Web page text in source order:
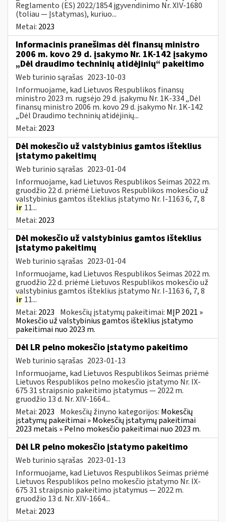
Reglamento (ES) 2022/1854 įgyvendinimo Nr. XIV-1680
(toliau — Įstatymas), kuriuo...
Metai: 2023
Informacinis pranešimas dėl finansų ministro
2006 m. kovo 29 d. įsakymo Nr. 1K-142 įsakymo
„Dėl draudimo techninių atidėjinių“ pakeitimo
Web turinio sąrašas 2023-10-03
Informuojame, kad Lietuvos Respublikos finansų
ministro 2023 m. rugsėjo 29 d. įsakymu Nr. 1K-334 „Dėl
finansų ministro 2006 m. kovo 29 d. įsakymo Nr. 1K-142
„Dėl Draudimo techninių atidėjinių...
Metai: 2023
Dėl mokesčio už valstybinius gamtos išteklius
įstatymo pakeitimų
Web turinio sąrašas 2023-01-04
Informuojame, kad Lietuvos Respublikos Seimas 2022 m.
gruodžio 22 d. priėmė Lietuvos Respublikos mokesčio už
valstybinius gamtos išteklius įstatymo Nr. I-1163 6, 7, 8
ir 11...
Metai: 2023
Dėl mokesčio už valstybinius gamtos išteklius
įstatymo pakeitimų
Web turinio sąrašas 2023-01-04
Informuojame, kad Lietuvos Respublikos Seimas 2022 m.
gruodžio 22 d. priėmė Lietuvos Respublikos mokesčio už
valstybinius gamtos išteklius įstatymo Nr. I-1163 6, 7, 8
ir 11...
Metai: 2023 Mokesčių įstatymų pakeitimai: MĮP 2021 »
Mokesčio už valstybinius gamtos išteklius įstatymo
pakeitimai nuo 2023 m.
Dėl LR pelno mokesčio įstatymo pakeitimo
Web turinio sąrašas 2023-01-13
Informuojame, kad Lietuvos Respublikos Seimas priėmė
Lietuvos Respublikos pelno mokesčio įstatymo Nr. IX-
675 31 straipsnio pakeitimo įstatymus — 2022 m.
gruodžio 13 d. Nr. XIV-1664...
Metai: 2023 Mokesčių žinyno kategorijos: Mokesčių
įstatymų pakeitimai » Mokesčių įstatymų pakeitimai
2023 metais » Pelno mokesčio pakeitimai nuo 2023 m.
Dėl LR pelno mokesčio įstatymo pakeitimo
Web turinio sąrašas 2023-01-13
Informuojame, kad Lietuvos Respublikos Seimas priėmė
Lietuvos Respublikos pelno mokesčio įstatymo Nr. IX-
675 31 straipsnio pakeitimo įstatymus — 2022 m.
gruodžio 13 d. Nr. XIV-1664...
Metai: 2023